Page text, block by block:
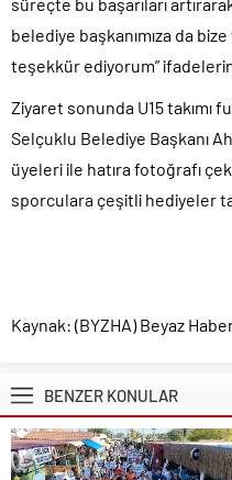
belediye başkanımıza da
teşekkür ediyorum”
Ziyaret sonunda U15
Selçuklu Belediye Başkanı
üyeleri ile hatıra fotoğrafı
sporculara çeşitli hediyeler
Kaynak: (BYZHA) Beyaz
BENZER KONULAR